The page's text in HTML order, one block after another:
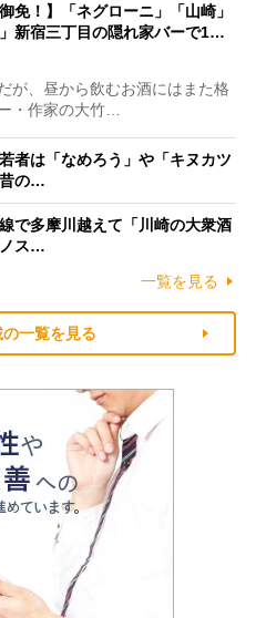
免！】「ネグローニ」「山崎」
」新宿三丁目の隠れ家バーで1…
が、昼から飲むお酒にはまた格
・作家の大竹…
者は「なめろう」や「キヌカツ
の…
で多摩川越えて「川崎の大衆酒
ス…
一覧を見る
一覧を見る